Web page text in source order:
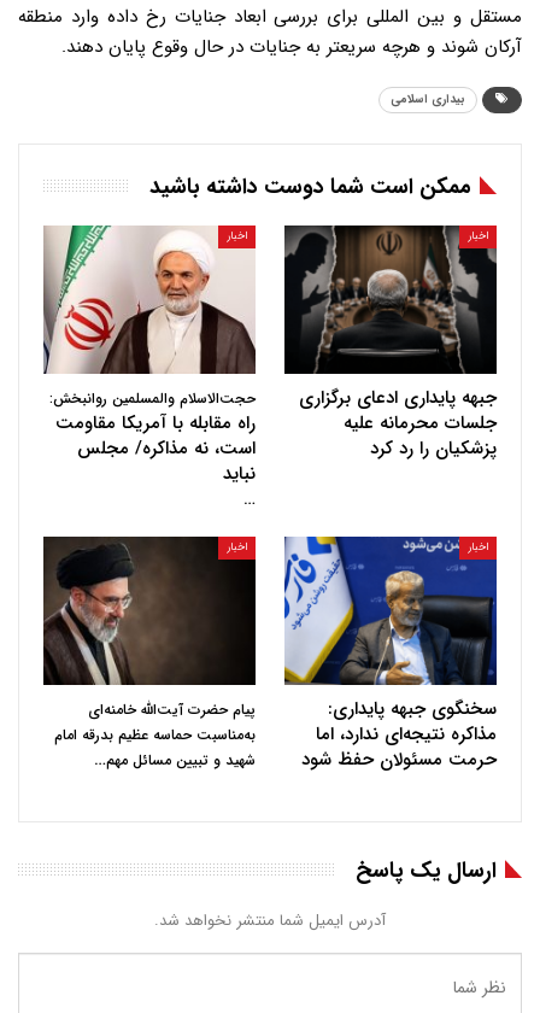
مستقل و بین المللی برای بررسی ابعاد جنایات رخ داده وارد منطقه
آرکان شوند و هرچه سریعتر به جنایات در حال وقوع پایان دهند.
بیداری اسلامی
ممکن است شما دوست داشته باشید
اخبار
جبهه پایداری ادعای برگزاری
جلسات محرمانه علیه
پزشکیان را رد کرد
اخبار
حجت‌الاسلام والمسلمین روانبخش:
راه مقابله با آمریکا مقاومت
است، نه مذاکره/ مجلس
نباید
…
اخبار
سخنگوی جبهه پایداری:
مذاکره نتیجه‌ای ندارد، اما
حرمت مسئولان حفظ شود
اخبار
پیام حضرت آیت‌الله خامنه‌ای
به‌مناسبت حماسه عظیم بدرقه امام
شهید و تبیین مسائل مهم…
ارسال یک پاسخ
آدرس ایمیل شما منتشر نخواهد شد.